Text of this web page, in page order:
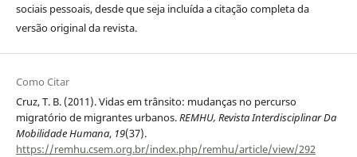
sociais pessoais, desde que seja incluída a citação completa da
versão original da revista.
Como Citar
Cruz, T. B. (2011). Vidas em trânsito: mudanças no percurso
migratório de migrantes urbanos.REMHU, Revista Interdisciplinar Da
Mobilidade Humana, 19(37).
https://remhu.csem.org.br/index.php/remhu/article/view/292